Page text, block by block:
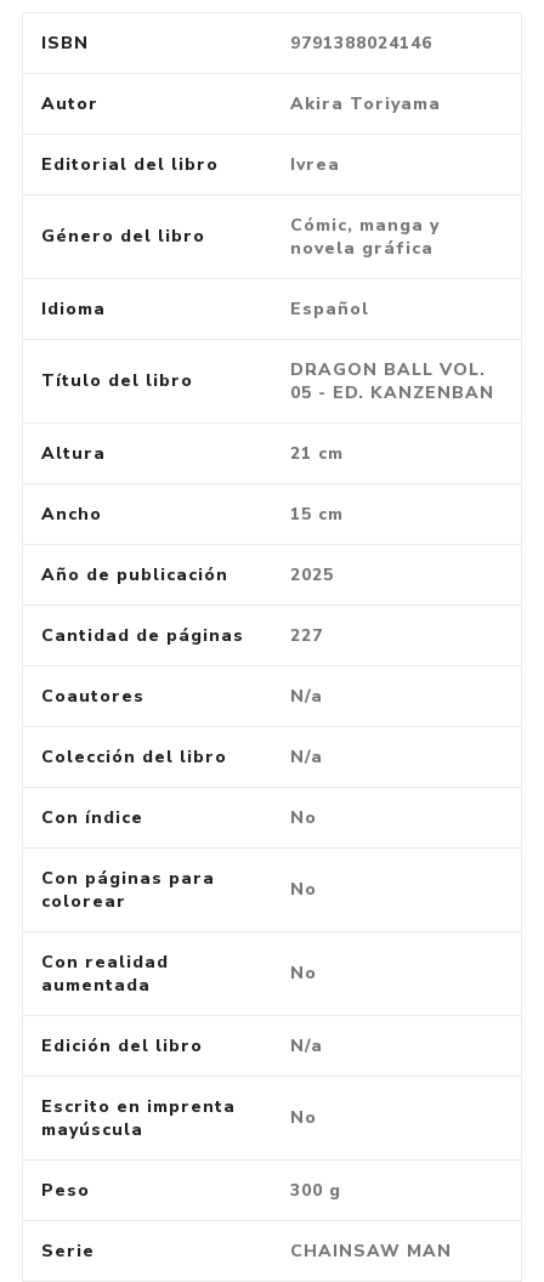
ISBN 9791388024146
Autor Akira Toriyama
Editorial del libro Ivrea
Género del libro
Cómic, manga y
novela gráfica
Idioma Español
Título del libro
DRAGON BALL VOL.
05 - ED. KANZENBAN
Altura 21 cm
Ancho 15 cm
Año de publicación 2025
Cantidad de páginas 227
Coautores N/a
Colección del libro N/a
Con índice No
Con páginas para
colorear
No
Con realidad
aumentada
No
Edición del libro N/a
Escrito en imprenta
mayúscula
No
Peso 300 g
Serie CHAINSAW MAN